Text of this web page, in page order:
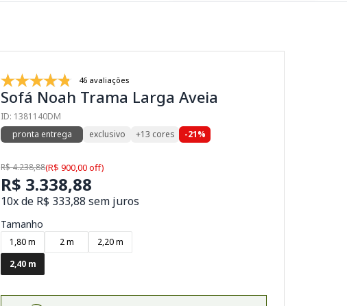
46 avaliações
Sofá Noah Trama Larga Aveia
ID: 1381140DM
pronta entrega
exclusivo +13 cores -21%
R$ 4.238,88(R$ 900,00 off)
R$ 3.338,88
10x de R$ 333,88 sem juros
Tamanho
1,80 m 2 m
2,20 m
2,40 m